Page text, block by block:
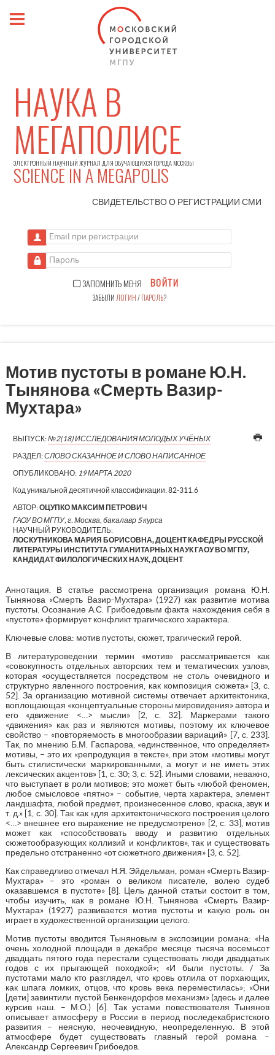
НАУКА В
МЕГАПОЛИСЕ
ЭЛЕКТРОННЫЙ НАУЧНЫЙ ЖУРНАЛ ДЛЯ ОБУЧАЮЩИХСЯ ГОРОДА МОСКВЫ
SCIENCE IN A MEGAPOLIS
СВИДЕТЕЛЬСТВО О РЕГИСТРАЦИИСМИ
Email при регистрации
Пароль
ЗАПОМНИТЬ МЕНЯ ВОЙТИ
ЗАБЫЛИ ЛОГИН/ПАРОЛЬ?
Мотив пустоты в романе Ю.Н.
Тынянова «Смерть Вазир-
Мухтара»
ВЫПУСК:№2(18) ИССЛЕДОВАНИЯ МОЛОДЫХ УЧЁНЫХ
РАЗДЕЛ:СЛОВО СКАЗАННОЕ И СЛОВО НАПИСАННОЕ
ОПУБЛИКОВАНО: 19 МАРТА 2020
Код уникальной десятичной классификации:82-311.6
АВТОР:ОЦУПКО МАКСИМ ПЕТРОВИЧ
ГАОУ ВО МГПУ, г. Москва, бакалавр 5 курса
НАУЧНЫЙ РУКОВОДИТЕЛЬ:
ЛОСКУТНИКОВА МАРИЯ БОРИСОВНА, ДОЦЕНТ КАФЕДРЫ РУССКОЙ
ЛИТЕРАТУРЫ ИНСТИТУТА ГУМАНИТАРНЫХ НАУК ГАОУ ВО МГПУ,
КАНДИДАТ ФИЛОЛОГИЧЕСКИХ НАУК, ДОЦЕНТ
Аннотация. В статье рассмотрена организация романа Ю.Н.
Тынянова «Смерть Вазир-Мухтара» (1927) как развитие мотива
пустоты. Осознание А.С. Грибоедовым факта нахождения себя в
«пустоте» формирует конфликт трагического характера.
Ключевые слова: мотив пустоты, сюжет, трагический герой.
В литературоведении термин «мотив» рассматривается как
«совокупность отдельных авторских тем и тематических узлов»,
которая «осуществляется посредством не столь очевидного и
структурно явленного построения, как композиция сюжета» [3, с.
52]. За организацию мотивной системы отвечает архитектоника,
воплощающая «концептуальные стороны мировидения» автора и
его «движение <…> мысли» [2, с. 32]. Маркерами такого
«движения» как раз и являются мотивы, поэтому их ключевое
свойство – «повторяемость в многообразии вариаций» [7, с. 233].
Так, по мнению Б.М. Гаспарова, «единственное, что определяет»
мотивы, – это их «репродукция в тексте», при этом «мотивы могут
быть стилистически маркированными, а могут и не иметь этих
лексических акцентов» [1, с. 30; 3, с. 52]. Иными словами, неважно,
что выступает в роли мотивов; это может быть «любой феномен,
любое смысловое «пятно» – событие, черта характера, элемент
ландшафта, любой предмет, произнесенное слово, краска, звук и
т. д.» [1, с. 30]. Так как «для архитектонического построения целого
<…> внешнее его выражение не предусмотрено» [2, с. 33], мотив
может как «способствовать вводу и развитию отдельных
сюжетообразующих коллизий и конфликтов», так и существовать
предельно отстраненно «от сюжетного движения» [3, с. 52].
Как справедливо отмечал Н.Я. Эйдельман, роман «Смерть Вазир-
Мухтара» – это «роман о великом писателе, волею судеб
оказавшемся в пустоте» [8]. Цель данной статьи состоит в том,
чтобы изучить, как в романе Ю.Н. Тынянова «Смерть Вазир-
Мухтара» (1927) развивается мотив пустоты и какую роль он
играет в художественной организации целого.
Мотив пустоты вводится Тыняновым в экспозиции романа: «На
очень холодной площади в декабре месяце тысяча восемьсот
двадцать пятого года перестали существовать люди двадцатых
годов с их прыгающей походкой»; «И были пустоты. / За
пустотами мало кто разглядел, что кровь отлила от порхающих,
как шпага ломких, отцов, что кровь века переместилась»; «Они
[дети] завинтили пустой Бенкендорфов механизм» (здесь и далее
курсив наш. – М.О.) [6]. Так устами повествователя Тынянов
описывает атмосферу в России в период последекабристского
развития – неясную, неочевидную, неопределенную. В этой
атмосфере будет существовать главный герой романа –
Александр Сергеевич Грибоедов.